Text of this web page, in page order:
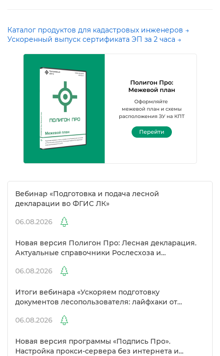
Каталог продуктов для кадастровых инженеров →
Ускоренный выпуск сертификата ЭП за 2 часа →
ебинар «Подготовка и подача лесной
декларации во ФГИС ЛК»
06.08.2026
Новая версия Полигон Про: Лесная декларация.
Актуальные справочники Рослесхоза и
06.08.2026
Итоги вебинара «Ускоряем подготовку
документов лесопользователя: лайфхаки от
06.08.2026
Новая версия программы «Подпись Про».
Настройка прокси-сервера без интернета и